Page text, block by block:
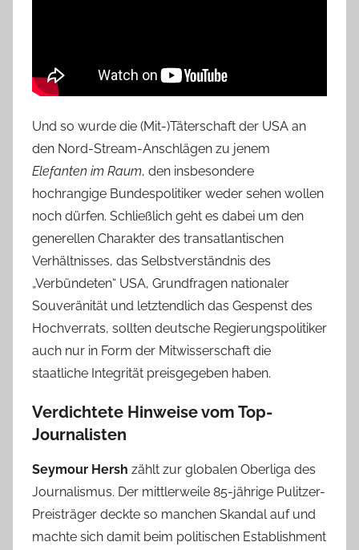
Und so wurde die (Mit-)Täterschaft der USA an
den Nord-Stream-Anschlägen zu jenem
Elefanten im Raum, den insbesondere
hochrangige Bundespolitiker weder sehen wollen
noch dürfen. Schließlich geht es dabei um den
generellen Charakter des transatlantischen
Verhältnisses, das Selbstverständnis des
„Verbündeten“ USA, Grundfragen nationaler
Souveränität und letztendlich das Gespenst des
Hochverrats, sollten deutsche Regierungspolitiker
auch nur in Form der Mitwisserschaft die
staatliche Integrität preisgegeben haben.
Verdichtete Hinweise vom Top-
Journalisten
Seymour Hersh zählt zur globalen Oberliga des
Journalismus. Der mittlerweile 85-jährige Pulitzer-
Preisträger deckte so manchen Skandal auf und
machte sich damit beim politischen Establishment